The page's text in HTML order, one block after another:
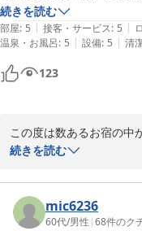
理・サービスともに努め
また機会がございました
す。
犬鳴山温泉 不動口館
た一泊となりました。こち
ざいました。
続きを読む
部屋: 5 | 接客・サービス: 5 |
温泉・お風呂: 5 | 設備: 5 | 清
123
この度は数あるお宿の中
いました。
ご家族でごゆっくりして
います。
これからも皆様にご満足
続きを読む
mic6236
60代/男性 |68件のク